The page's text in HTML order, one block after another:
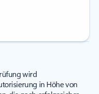
wird
in Höhe von